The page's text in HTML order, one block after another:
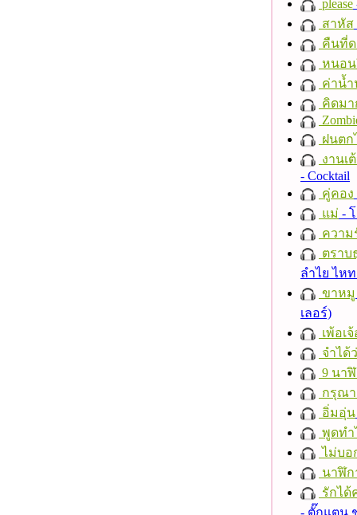
please
สาหัส
คืนที่ด
หนอน
ค่าน้
คิดมา
ฝนตก
งานเ
- Cocktail
คู่คอง
แม่ -
ความ
ตราบ
ลำไย ไห
ขาหมู
เลอร์)
เพ้อเ
จำได้
9 นา
กรุณา
อิ่มอุ่น
พูดทำ
ไม่บอ
นาฬิก
รักได้
- ตั๊กแตน